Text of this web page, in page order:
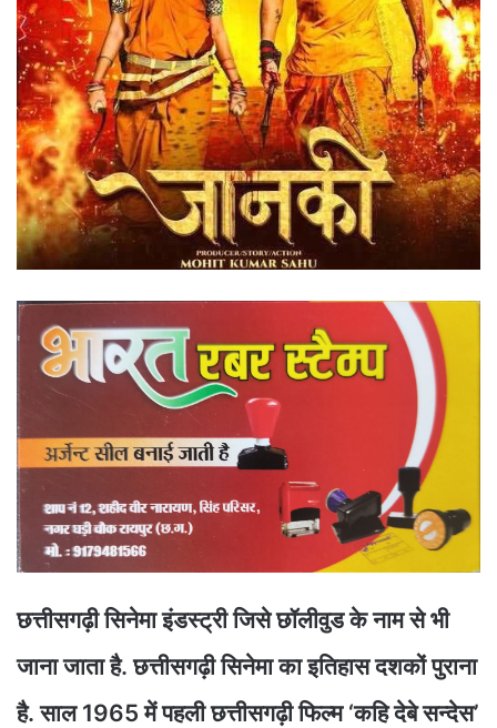
छत्तीसगढ़ी सिनेमा इंडस्ट्री जिसे छॉलीवुड के नाम से भी
जाना जाता है. छत्तीसगढ़ी सिनेमा का इतिहास दशकों पुराना
है. साल 1965 में पहली छत्तीसगढ़ी फिल्म ‘कहि देबे सन्देस’